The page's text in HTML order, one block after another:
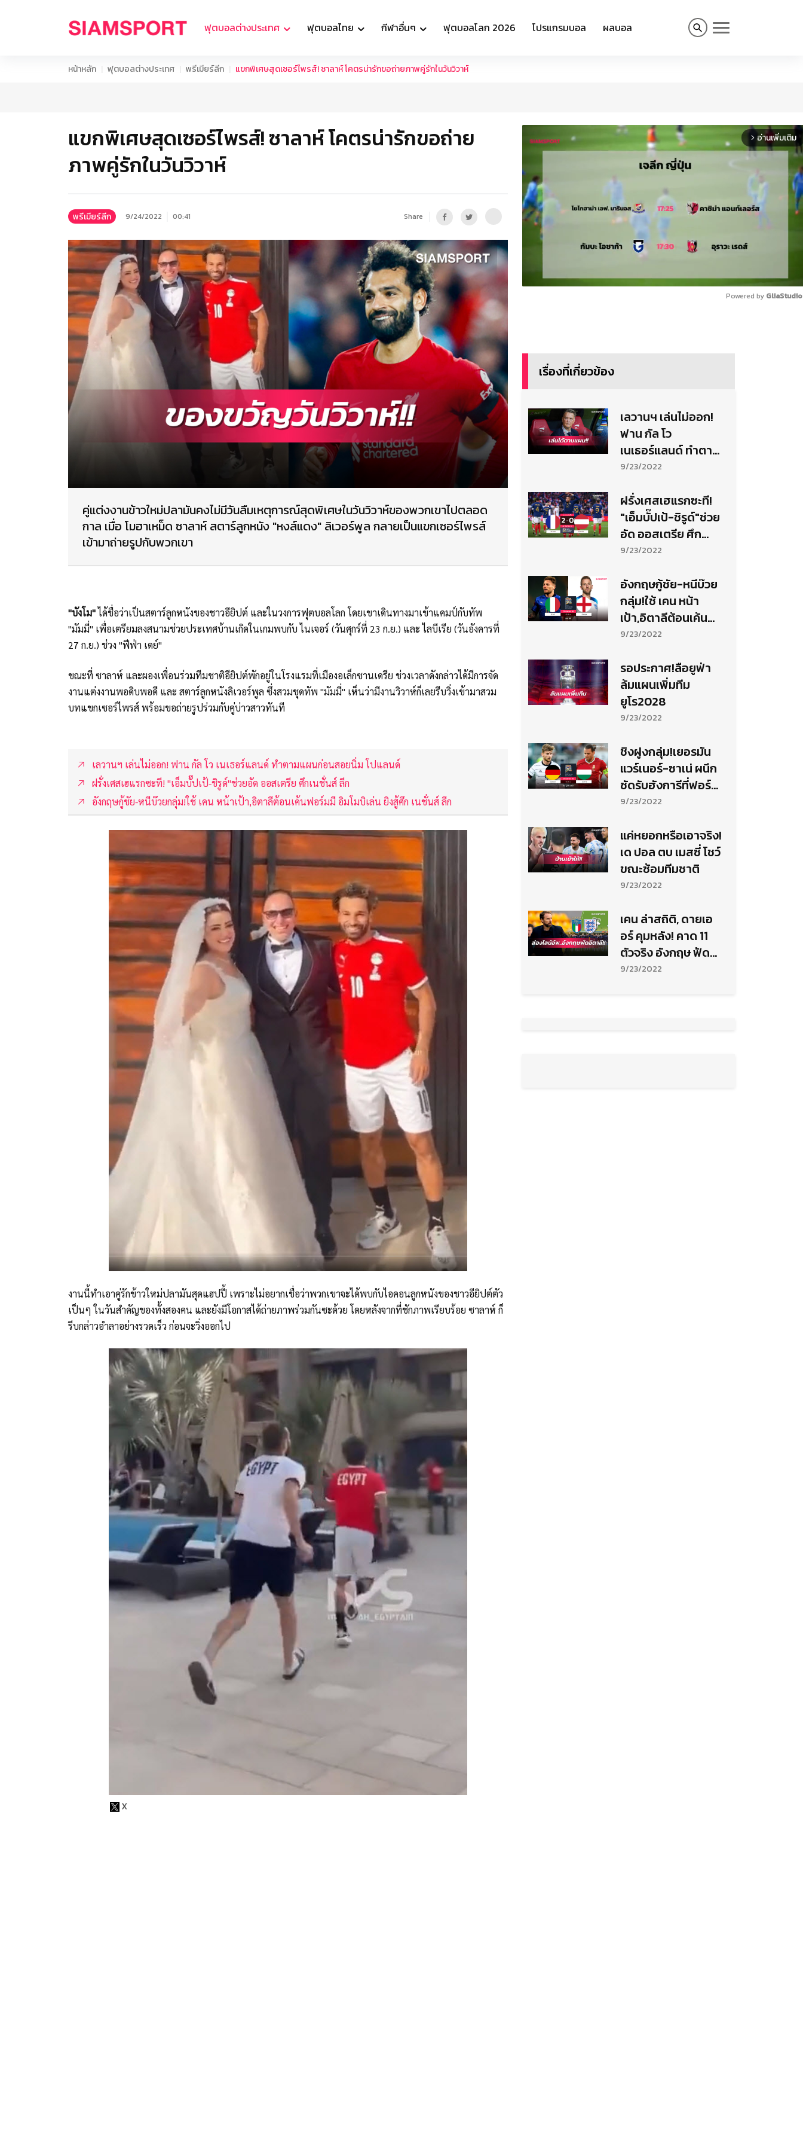
ฟุตบอลต่างประเทศ ฟุตบอลไทย กีฬาอื่นๆ ฟุตบอลโลก 2026 โปรแกรมบอล ผลบอล
หน้าหลัก ฟุตบอลต่างประเทศ พรีเมียร์ลีก แขกพิเศษสุดเซอร์ไพรส์! ซาลาห์ โคตรน่ารักขอถ่ายภาพคู่รักในวันวิวาห์
แขกพิเศษสุดเซอร์ไพรส์! ซาลาห์ โคตรน่ารักขอถ่าย
ภาพคู่รักในวันวิวาห์
พรีเมียร์ลีก 9/24/2022 00:41 Share
คู่แต่งงานข้าวใหม่ปลามันคงไม่มีวันลืมเหตุการณ์สุดพิเศษในวันวิวาห์ของพวกเขาไปตลอด
กาล เมื่อ โมฮาเหม็ด ซาลาห์ สตาร์ลูกหนัง "หงส์แดง" ลิเวอร์พูล กลายเป็นแขกเซอร์ไพรส์
เข้ามาถ่ายรูปกับพวกเขา
"บังโม"ได้ชื่อว่าเป็นสตาร์ลูกหนังของชาวอียิปต์ และในวงการฟุตบอลโลก โดยเขาเดินทางมาเข้าแคมป์กับทัพ
"มัมมี่" เพื่อเตรียมลงสนามช่วยประเทศบ้านเกิดในเกมพบกับ ไนเจอร์ (วันศุกร์ที่ 23 ก.ย.) และ ไลบีเรีย (วันอังคารที่
27 ก.ย.) ช่วง "ฟีฟ่า เดย์"
ขณะที่ ซาลาห์ และผองเพื่อนร่วมทีมชาติอียิปต์พักอยู่ในโรงแรมที่เมืองอเล็กซานเดรีย ช่วงเวลาดังกล่าวได้มีการจัด
งานแต่งงานพอดิบพอดี และ สตาร์ลูกหนังลิเวอร์พูล ซึ่งสวมชุดทัพ "มัมมี่" เห็นว่ามีงานวิวาห์ก็เลยรีบวิ่งเข้ามาสวม
บทแขกเซอร์ไพรส์ พร้อมขอถ่ายรูปร่วมกับคู่บ่าวสาวทันที
เลวานฯ เล่นไม่ออก! ฟาน กัล โว เนเธอร์แลนด์ ทำตามแผนก่อนสอยนิ่ม โปแลนด์
ฝรั่งเศสเฮแรกซะที! "เอ็มบั๊ปเป้-ชิรูด์"ช่วยอัด ออสเตรีย ศึกเนชั่นส์ ลีก
อังกฤษกู้ชัย-หนีบ๊วยกลุ่ม!ใช้ เคน หน้าเป้า,อิตาลีต้อนเค้นฟอร์มมี อิมโมบิเล่น ยิงสู้ศึก เนชั่นส์ ลีก
งานนี้ทำเอาคู่รักข้าวใหม่ปลามันสุดแฮปปี้ เพราะไม่อยากเชื่อว่าพวกเขาจะได้พบกับไอคอนลูกหนังของชาวอียิปต์ตัว
เป็นๆ ในวันสำคัญของทั้งสองคน และยังมีโอกาสได้ถ่ายภาพร่วมกันซะด้วย โดยหลังจากที่ชักภาพเรียบร้อย ซาลาห์ ก็
รีบกล่าวอำลาอย่างรวดเร็ว ก่อนจะวิ่งออกไป
arrow_forward_ios อ่านเพิ่มเติม
Powered by
เรื่องที่เกี่ยวข้อง
เลวานฯ เล่นไม่ออก!
ฟาน กัล โว
เนเธอร์แลนด์ ทำตาม
แผนก่อนสอยนิ่ม
9/23/2022
ฝรั่งเศสเฮแรกซะที!
"เอ็มบั๊ปเป้-ชิรูด์"ช่วย
อัด ออสเตรีย ศึก
เนชั่นส์ ลีก
9/23/2022
อังกฤษกู้ชัย-หนีบ๊วย
กลุ่ม!ใช้ เคน หน้า
เป้า,อิตาลีต้อนเค้น
ฟอร์มมี อิมโมบิเล่น
9/23/2022
รอประกาศ!ลือยูฟ่า
ล้มแผนเพิ่มทีม
ยูโร2028
9/23/2022
ชิงฝูงกลุ่ม!เยอรมัน
แวร์เนอร์-ซาเน่ ผนึก
ซัดรับฮังการีที่ฟอร์ม
กำลังแจ่มศึก เนชั่นส์
9/23/2022
แค่หยอกหรือเอาจริง!
เด ปอล ตบ เมสซี่ โชว์
ขณะซ้อมทีมชาติ
9/23/2022
เคน ล่าสถิติ, ดายเอ
อร์ คุมหลัง! คาด 11
ตัวจริง อังกฤษ ฟัด
อิตาลี ศึก เนชั่นส์ ลีก
9/23/2022